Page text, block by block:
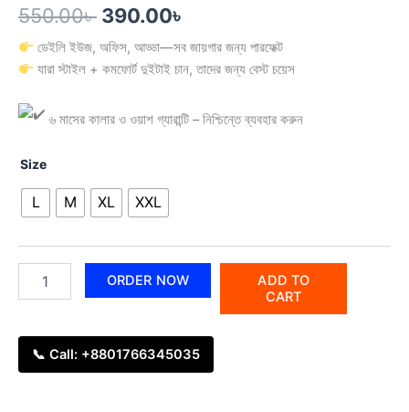
550.00৳ 390.00৳
ডেইলি ইউজ, অফিস, আড্ডা—সব জায়গার জন্য পারফেক্ট
যারা স্টাইল + কমফোর্ট দুইটাই চান, তাদের জন্য বেস্ট চয়েস
৬ মাসের কালার ও ওয়াশ গ্যারান্টি – নিশ্চিন্তে ব্যবহার করুন
Size
L M XL XXL
ORDER NOW
ADD TO
CART
📞 Call: +8801766345035